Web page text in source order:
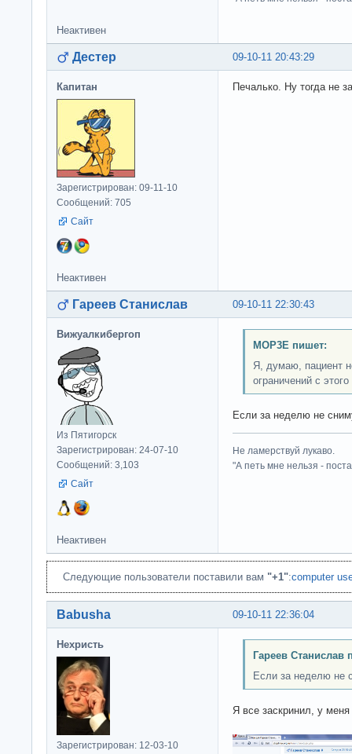
Неактивен
09-10-11 20:43:29
Дестер
Капитан
Зарегистрирован: 09-11-10
Сообщений: 705
Сайт
Печалько. Ну тогда не
Неактивен
09-10-11 22:30:43
Гареев Станислав
Вижуалкибергоп
Из Пятигорск
Зарегистрирован: 24-07-10
Сообщений: 3,103
Сайт
MOP3E пишет:
Я, думаю, пациент
ограничений с
Если за неделю не
Не ламерствуй лукаво.
"А петь мне нельзя -
Неактивен
Следующие пользователи поставили вам "+1":computer
09-10-11 22:36:04
Babusha
Нехристь
Зарегистрирован: 12-03-10
Гареев Станислав
Если за неделю не
Я все заскринил, у меня